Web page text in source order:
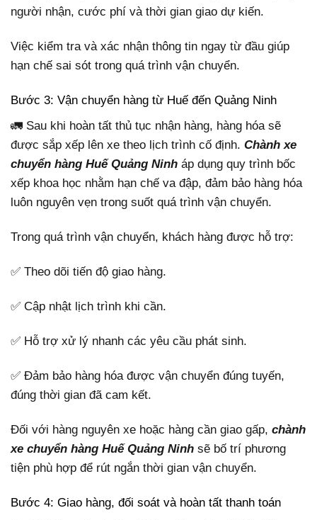
người nhận, cước phí và thời gian giao dự kiến.
Việc kiểm tra và xác nhận thông tin ngay từ đầu giúp
hạn chế sai sót trong quá trình vận chuyển.
Bước 3: Vận chuyển hàng từ Huế đến Quảng Ninh
🚛 Sau khi hoàn tất thủ tục nhận hàng, hàng hóa sẽ
được sắp xếp lên xe theo lịch trình cố định. Chành xe
chuyển hàng Huế Quảng Ninh áp dụng quy trình bốc
xếp khoa học nhằm hạn chế va đập, đảm bảo hàng hóa
luôn nguyên vẹn trong suốt quá trình vận chuyển.
Trong quá trình vận chuyển, khách hàng được hỗ trợ:
✅ Theo dõi tiến độ giao hàng.
✅ Cập nhật lịch trình khi cần.
✅ Hỗ trợ xử lý nhanh các yêu cầu phát sinh.
✅ Đảm bảo hàng hóa được vận chuyển đúng tuyến,
đúng thời gian đã cam kết.
Đối với hàng nguyên xe hoặc hàng cần giao gấp, chành
xe chuyển hàng Huế Quảng Ninh sẽ bố trí phương
tiện phù hợp để rút ngắn thời gian vận chuyển.
Bước 4: Giao hàng, đối soát và hoàn tất thanh toán